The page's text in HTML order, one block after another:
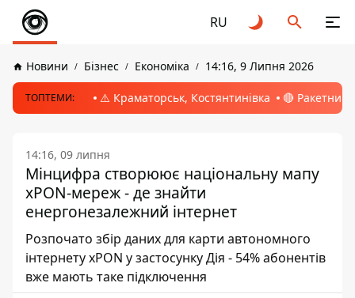
RU
Новини Бізнес Економіка 14:16, 9 Липня 2026
ТОПТЕМИ: ⚠️ Краматорськ, Костянтинівка 🔴 Ракетний
14:16, 09 липня
Мінцифра створюює національну мапу
xPON-мереж - де знайти
енергонезалежний інтернет
Розпочато збір даних для карти автономного
інтернету xPON у застосунку Дія - 54% абонентів
вже мають таке підключення